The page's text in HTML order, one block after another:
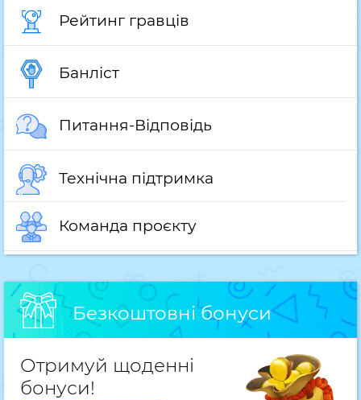
Рейтинг гравців
Банліст
Питання-Відповідь
Технічна підтримка
Команда проєкту
Безкоштовні бонуси
Отримуй щоденні
бонуси!